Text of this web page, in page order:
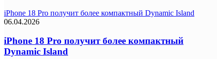
iPhone 18 Pro получит более компактный Dynamic Island
06.04.2026
iPhone 18 Pro получит более компактный
Dynamic Island